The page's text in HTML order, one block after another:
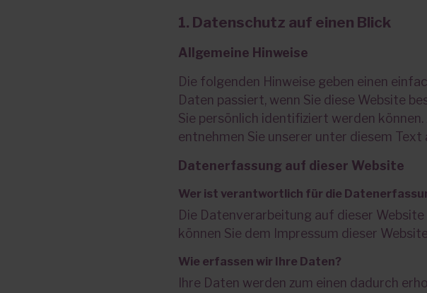
1. Datenschutz auf einen Blick
Allgemeine Hinweise
Die folgenden Hinweise geben einen
Daten passiert, wenn Sie diese Website
Sie persönlich identifiziert werden
entnehmen Sie unserer unter diesem
Datenerfassung auf dieser Website
Wer ist verantwortlich für die
Die Datenverarbeitung auf dieser
können Sie dem Impressum dieser
Wie erfassen wir Ihre Daten?
Ihre Daten werden zum einen dadurch